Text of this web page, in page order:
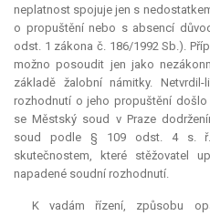
neplatnost spojuje jen s
o propuštění nebo s absencí
odst. 1 zákona č. 186/1992 Sb.).
možno posoudit jen jako
základě žalobní námitky.
rozhodnutí o jeho propuštění došlo
se Městský soud v Praze
soud podle § 109 odst. 4 s. ř.
skutečnostem, které stěžovatel
napadené soudní rozhodnutí.
K vadám řízení, způsobu